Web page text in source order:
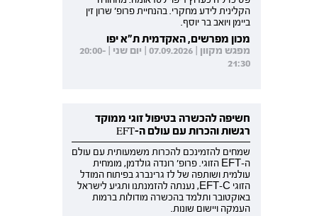
הקלינית לידע מחקרי. בהנחיית פרופ' שרון זין
ביימן ויואב בר יוסף.
מכון מפרשים, האקדמית ת"א יפו
מפגש מקוון | 07.09.2026 | יום שני | 20:00-
21:30
חשיפה להכשרה בטיפול זוגי ממוקד
רגשות והכרות עם עולם ה-EFT
שמחים להזמינכם להכרות משמעותית עם עולם
ה-EFT הזוגי. פרופ' רונדה גולדמן, מומחית
עולמית ושותפה של לז גרינברג בפיתוח המודל
הזוגי EFT-C, נענתה להזמנתנו ותגיע לישראל
באוקטובר ותלמד בהכשרה מודולות ברמות
העמקה ויישום שונות.